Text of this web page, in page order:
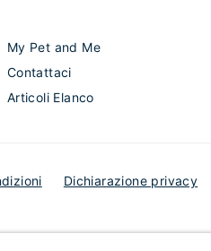
My Pet and Me
Contattaci
Articoli Elanco
Dichiarazione privacy